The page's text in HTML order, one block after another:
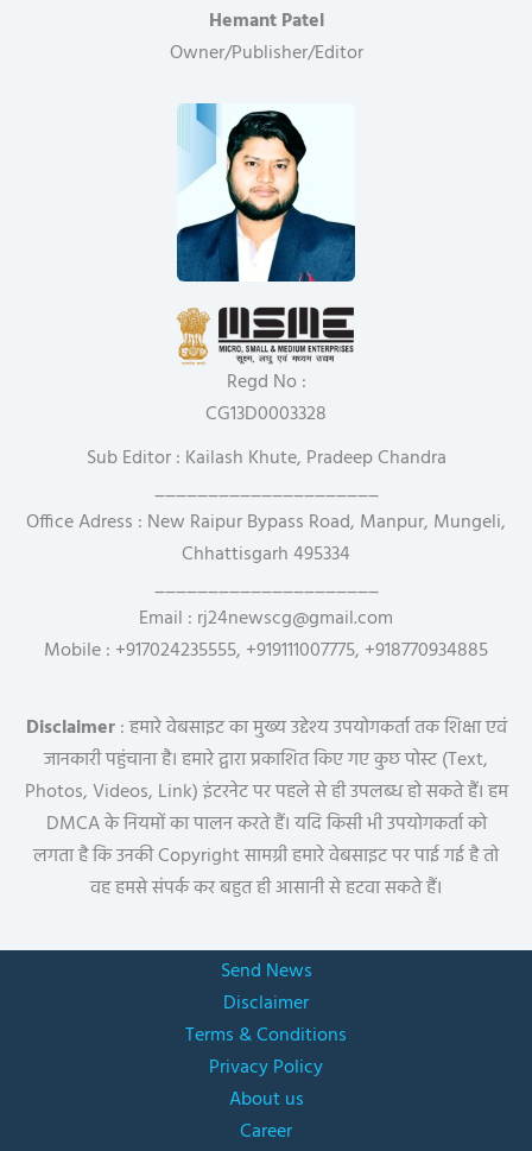
Hemant Patel
Owner/Publisher/Editor
Regd No :
CG13D0003328
Sub Editor : Kailash Khute, Pradeep Chandra
_____________________
Office Adress : New Raipur Bypass Road, Manpur, Mungeli,
Chhattisgarh 495334
_____________________
Email : rj24newscg@gmail.com
Mobile : +917024235555, +919111007775, +918770934885
Disclaimer: हमारे वेबसाइट का मुख्य उद्देश्य उपयोगकर्ता तक शिक्षा एवं
जानकारी पहुंचाना है। हमारे द्वारा प्रकाशित किए गए कुछ पोस्ट (Text,
Photos, Videos, Link) इंटरनेट पर पहले से ही उपलब्ध हो सकते हैं। हम
DMCA के नियमों का पालन करते हैं। यदि किसी भी उपयोगकर्ता को
लगता है कि उनकी Copyright सामग्री हमारे वेबसाइट पर पाई गई है तो
वह हमसे संपर्क कर बहुत ही आसानी से हटवा सकते हैं।
Send News
Disclaimer
Terms & Conditions
Privacy Policy
About us
Career